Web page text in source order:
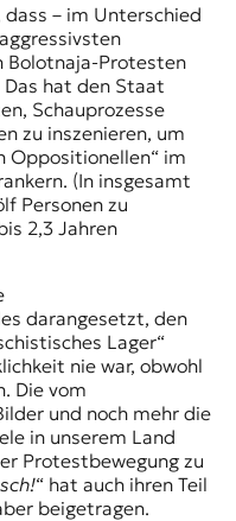
– im Unterschied
Bolotnaja-Protesten
Das hat den Staat
Schauprozesse
zu inszenieren, um
Oppositionellen“ im
(In insgesamt
Personen zu
2,3 Jahren
darangesetzt, den
Lager“
nie war, obwohl
Die vom
und noch mehr die
in unserem Land
Protestbewegung zu
“ hat auch ihren Teil
beigetragen.